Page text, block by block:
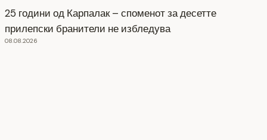
25 години од Карпалак – споменот за десетте
прилепски бранители не избледува
08.08.2026